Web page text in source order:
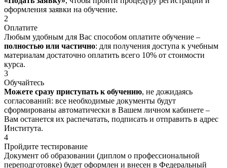
оформления заявки на обучение.
2
Оплатите
Любым удобным для Вас способом оплатите обучение –
полностью или частично: для получения доступа к учебным
материалам достаточно оплатить всего 10% от стоимости
курса.
3
Обучайтесь
Можете сразу приступать к обучению, не дожидаясь
согласований: все необходимые документы будут
сформированы автоматически в Вашем личном кабинете –
Вам останется их распечатать, подписать и отправить в адрес
Института.
4
Пройдите тестирование
Документ об образовании (диплом о профессиональной
переподготовке) будет оформлен и внесен в Федеральный